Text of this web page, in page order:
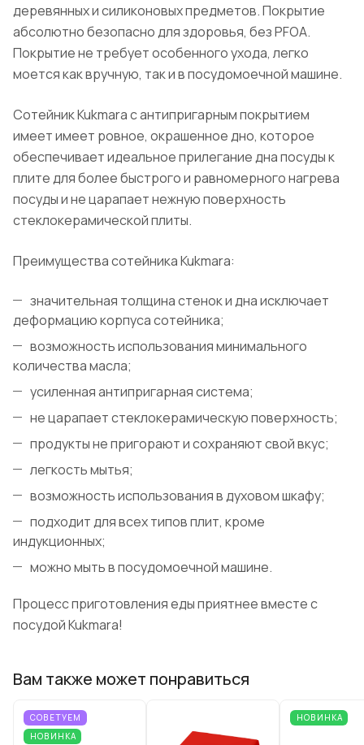
деревянных и силиконовых предметов. Покрытие
абсолютно безопасно для здоровья, без PFOA.
Покрытие не требует особенного ухода, легко
моется как вручную, так и в посудомоечной машине.
Сотейник Kukmara с антипригарным покрытием
имеет имеет ровное, окрашенное дно, которое
обеспечивает идеальное прилегание дна посуды к
плите для более быстрого и равномерного нагрева
посуды и не царапает нежную поверхность
стеклокерамической плиты.
Преимущества сотейника Kukmara:
значительная толщина стенок и дна исключает
деформацию корпуса сотейника;
возможность использования минимального
количества масла;
усиленная антипригарная система;
не царапает стеклокерамическую поверхность;
продукты не пригорают и сохраняют свой вкус;
легкость мытья;
возможность использования в духовом шкафу;
подходит для всех типов плит, кроме
индукционных;
можно мыть в посудомоечной машине.
Процесс приготовления еды приятнее вместе с
посудой Kukmara!
Вам также может понравиться
СОВЕТУЕМ
НОВИНКА
НОВИНКА